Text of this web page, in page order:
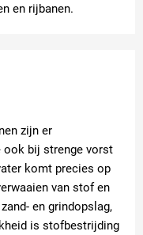
en rijbanen.
zijn er
ook bij strenge vorst
komt precies op
van stof en
en grindopslag,
is stofbestrijding